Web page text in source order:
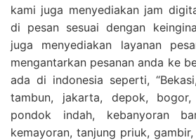
kami juga menyediakan jam
di pesan sesuai dengan
juga menyediakan layanan
mengantarkan pesanan anda ke
ada di indonesia seperti,
tambun, jakarta, depok, bogor,
pondok indah, kebanyoran
kemayoran, tanjung priuk,